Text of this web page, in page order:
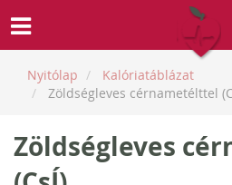
Nyitólap
Kalóriatáblázat
Zöldségleves cérnametélttel
Zöldségleves